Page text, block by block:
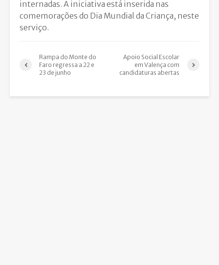
internadas. A iniciativa está inserida nas
comemorações do Dia Mundial da Criança, neste
serviço.
Rampa do Monte do
Faro regressa a 22 e
23 de junho
Apoio Social Escolar
em Valença com
candidaturas abertas